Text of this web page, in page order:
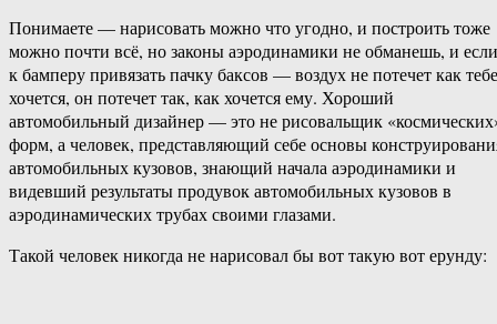
Понимаете — нарисовать можно что угодно, и построить тоже
можно почти всё, но законы аэродинамики не обманешь, и если
к бамперу привязать пачку баксов — воздух не потечет как тебе
хочется, он потечет так, как хочется ему. Хороший
автомобильный дизайнер — это не рисовальщик
форм, а человек, представляющий себе основы
автомобильных кузовов, знающий начала аэродинамики и
видевший результаты продувок автомобильных кузовов в
аэродинамических трубах своими глазами.
Такой человек никогда не нарисовал бы вот такую вот ерунду: